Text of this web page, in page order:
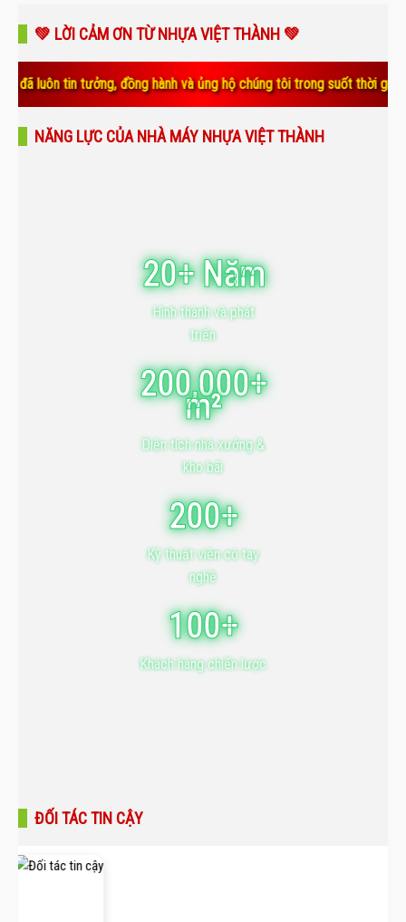
💚 LỜI CẢM ƠN TỪ NHỰA VIỆT THÀNH 💚
hành và ủng hộ chúng tôi trong suốt thời gian qua. Sự tin yêu
NĂNG LỰC CỦA NHÀ MÁY NHỰA VIỆT THÀNH
20+ Năm
Hình thành và phát
triển
200,000+
m²
Diện tích nhà xưởng &
kho bãi
200+
Kỹ thuật viên có tay
nghề
100+
Khách hàng chiến lược
ĐỐI TÁC TIN CẬY